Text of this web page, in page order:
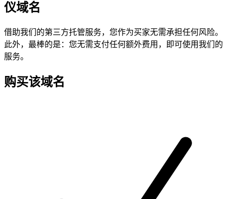
仪域名
借助我们的第三方托管服务，您作为买家无需承担任何风险。
此外，最棒的是：您无需支付任何额外费用，即可使用我们的
服务。
购买该域名